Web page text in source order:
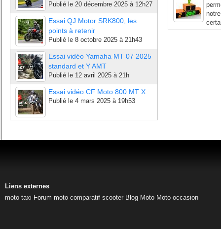
Publié le 20 décembre 2025 à 12h27
Essai QJ Motor SRK800, les
points à retenir
Publié le 8 octobre 2025 à 21h43
Essai vidéo Yamaha MT 07 2025
standard et Y AMT
Publié le 12 avril 2025 à 21h
Essai vidéo CF Moto 800 MT X
Publié le 4 mars 2025 à 19h53
Liens externes
moto taxi Forum moto comparatif scooter Blog Moto Moto occasion